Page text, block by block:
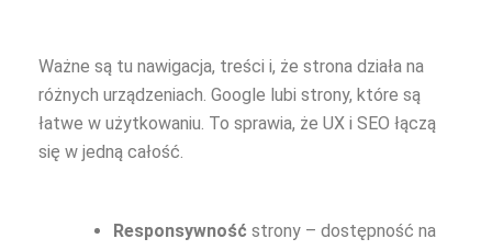
Ważne są tu nawigacja, treści i, że strona działa na
różnych urządzeniach. Google lubi strony, które są
łatwe w użytkowaniu. To sprawia, że UX i SEO łączą
się w jedną całość.
Responsywność strony – dostępność na